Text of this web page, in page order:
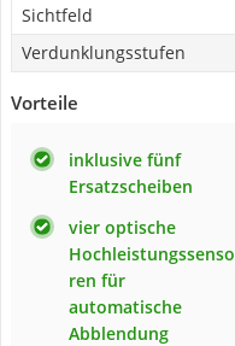
Sichtfeld
Verdunklungsstufen
Vorteile
inklusive fünf
Ersatzscheiben
vier optische
Hochleistungssenso
ren für
automatische
Abblendung